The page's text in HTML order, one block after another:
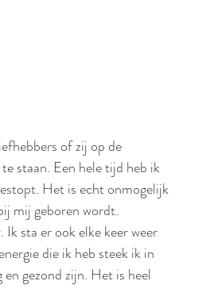
of zij op de
staan. Een hele tijd heb ik
Het is echt onmogelijk
mij geboren wordt.
sta er ook elke keer weer
die ik heb steek ik in
gezond zijn. Het is heel